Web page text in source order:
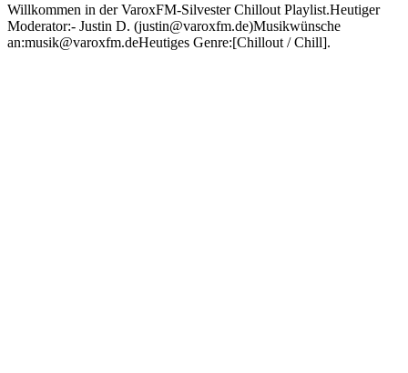
Willkommen in der VaroxFM-Silvester Chillout Playlist.Heutiger
Moderator:- Justin D. (justin@varoxfm.de)Musikwünsche
an:musik@varoxfm.deHeutiges Genre:[Chillout / Chill].